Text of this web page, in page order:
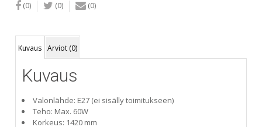
(0) (0) (0)
Kuvaus Arviot (0)
Kuvaus
Valonlähde: E27 (ei sisälly toimitukseen)
Teho: Max. 60W
Korkeus: 1420 mm